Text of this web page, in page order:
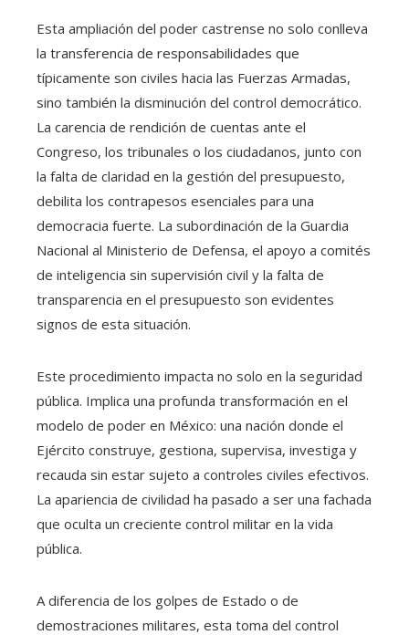
Esta ampliación del poder castrense no solo conlleva
la transferencia de responsabilidades que
típicamente son civiles hacia las Fuerzas Armadas,
sino también la disminución del control democrático.
La carencia de rendición de cuentas ante el
Congreso, los tribunales o los ciudadanos, junto con
la falta de claridad en la gestión del presupuesto,
debilita los contrapesos esenciales para una
democracia fuerte. La subordinación de la Guardia
Nacional al Ministerio de Defensa, el apoyo a comités
de inteligencia sin supervisión civil y la falta de
transparencia en el presupuesto son evidentes
signos de esta situación.
Este procedimiento impacta no solo en la seguridad
pública. Implica una profunda transformación en el
modelo de poder en México: una nación donde el
Ejército construye, gestiona, supervisa, investiga y
recauda sin estar sujeto a controles civiles efectivos.
La apariencia de civilidad ha pasado a ser una fachada
que oculta un creciente control militar en la vida
pública.
A diferencia de los golpes de Estado o de
demostraciones militares, esta toma del control